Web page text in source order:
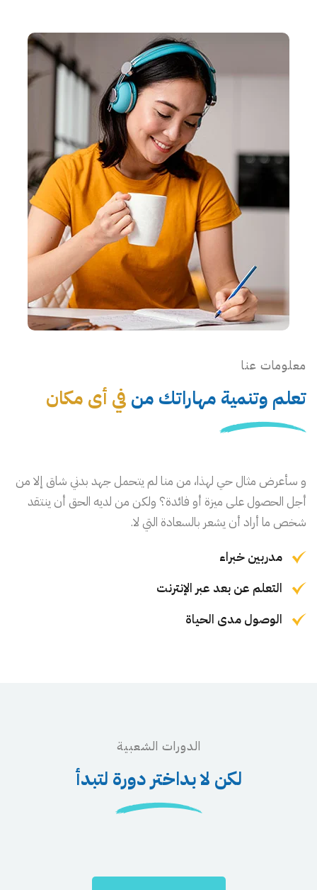
معلومات عنا
تعلم وتنمية مهاراتك من في أى مكان
و سأعرض مثال حي لهذا، من منا لم يتحمل جهد بدني شاق إلا من
أجل الحصول على ميزة أو فائدة؟ ولكن من لديه الحق أن ينتقد
شخص ما أراد أن يشعر بالسعادة التي لا.
مدربين خبراء
التعلم عن بعد عبر الإنترنت
الوصول مدى الحياة
الدورات الشعبية
لكن لا بداختر دورة لتبدأ